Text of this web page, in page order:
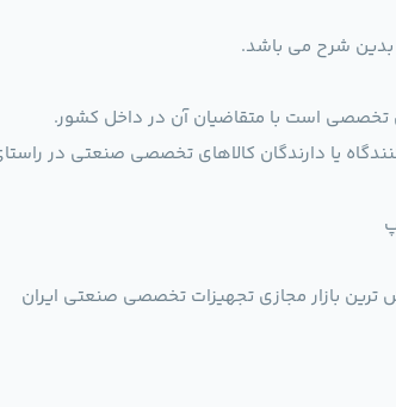
بدین شرح می باشد.
تخصصی است با متقاضیان آن در داخل کشور.
یا دارندگان کالاهای تخصصی صنعتی در
بازار مجازی تجهیزات تخصصی صنعتی ایران